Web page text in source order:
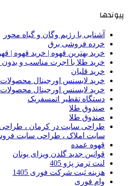
پیوندها
آشنایی با رژیم وگان و گیاه محور
خرده فروشی برق
خرید بهترین قهوه | خرید قهوه |
خرید طلا با اجرت مناسب و بدون
خرید قلیان
خرید لایسنس اورجینال
خرید لایسنس اورجینال
دستگاه تقطیر اتمسفریک
صندوق طلا
صندوق طلا
طراحی سایت در کرمان ،
سایت املاک ، طراحی سایت
قهوه عمده
قوانین جدید گلدن ویزای یونان
لنت ترمز پژو 405
هزینه ثبت شرکت فوری 1405
وام فوری